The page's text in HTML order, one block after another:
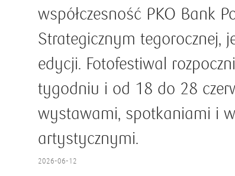
współczesność PKO Bank
Strategicznym tegorocznej,
edycji. Fotofestiwal
tygodniu i od 18 do 28
wystawami, spotkaniami i
artystycznymi.
2026-06-12